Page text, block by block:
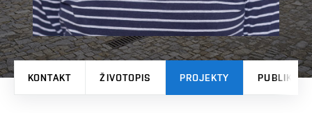
KONTAKT ŽIVOTOPIS PROJEKTY